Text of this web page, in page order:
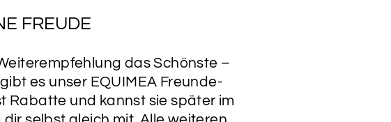
FREUDE
das Schönste –
es unser EQUIMEA Freunde-
Rabatte und kannst sie später im